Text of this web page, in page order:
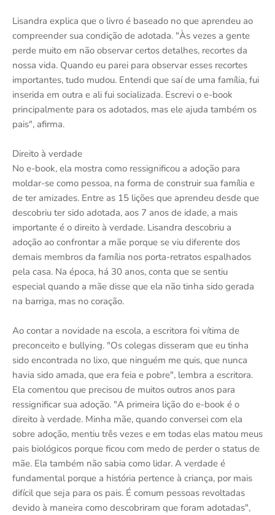
Lisandra explica que o livro é baseado no que aprendeu ao
compreender sua condição de adotada. "Às vezes a gente
perde muito em não observar certos detalhes, recortes da
nossa vida. Quando eu parei para observar esses recortes
importantes, tudo mudou. Entendi que saí de uma família, fui
inserida em outra e ali fui socializada. Escrevi o e-book
principalmente para os adotados, mas ele ajuda também os
pais", afirma.
Direito à verdade
No e-book, ela mostra como ressignificou a adoção para
moldar-se como pessoa, na forma de construir sua família e
de ter amizades. Entre as 15 lições que aprendeu desde que
descobriu ter sido adotada, aos 7 anos de idade, a mais
importante é o direito à verdade. Lisandra descobriu a
adoção ao confrontar a mãe porque se viu diferente dos
demais membros da família nos porta-retratos espalhados
pela casa. Na época, há 30 anos, conta que se sentiu
especial quando a mãe disse que ela não tinha sido gerada
na barriga, mas no coração.
Ao contar a novidade na escola, a escritora foi vítima de
preconceito e bullying. "Os colegas disseram que eu tinha
sido encontrada no lixo, que ninguém me quis, que nunca
havia sido amada, que era feia e pobre", lembra a escritora.
Ela comentou que precisou de muitos outros anos para
ressignificar sua adoção. "A primeira lição do e-book é o
direito à verdade. Minha mãe, quando conversei com ela
sobre adoção, mentiu três vezes e em todas elas matou meus
pais biológicos porque ficou com medo de perder o status de
mãe. Ela também não sabia como lidar. A verdade é
fundamental porque a história pertence à criança, por mais
difícil que seja para os pais. É comum pessoas revoltadas
devido à maneira como descobriram que foram adotadas",